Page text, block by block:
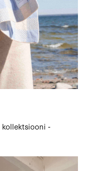
kollektsiooni -